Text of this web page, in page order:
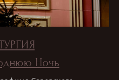
Ночь